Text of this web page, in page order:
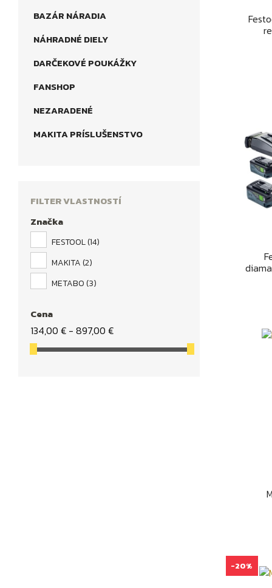
BAZÁR NÁRADIA
NÁHRADNÉ DIELY
DARČEKOVÉ POUKÁŽKY
FANSHOP
NEZARADENÉ
MAKITA PRÍSLUŠENSTVO
FILTER VLASTNOSTÍ
Značka
FESTOOL(14)
MAKITA(2)
METABO(3)
Cena
134,00 € - 897,00 €
-20%